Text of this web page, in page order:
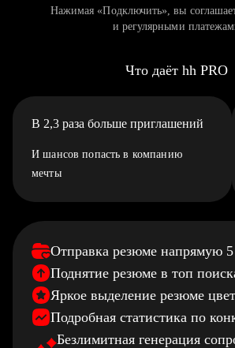
Нажимая «Подключить», вы
и регулярными
Что даёт hh PRO
В 2,3 раза больше приглашений
И шансов попасть в компанию
мечты
Отправка резюме напрямую
Поднятие резюме в топ
Яркое выделение резюме
Подробная статистика по
Безлимитная генерация